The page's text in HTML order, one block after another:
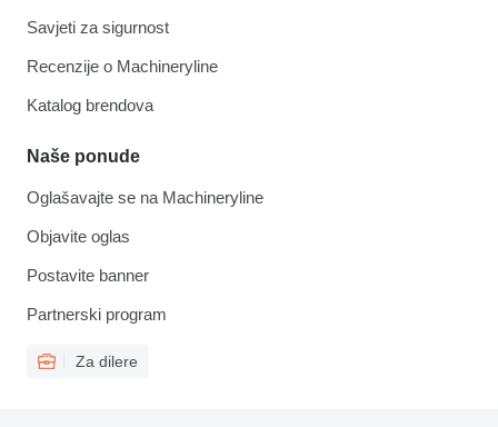
Savjeti za sigurnost
Recenzije o Machineryline
Katalog brendova
Naše ponude
Oglašavajte se na Machineryline
Objavite oglas
Postavite banner
Partnerski program
Za dilere